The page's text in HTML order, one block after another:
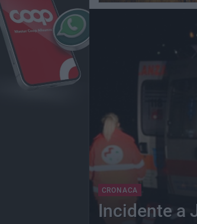
CRONACA
Incidente a